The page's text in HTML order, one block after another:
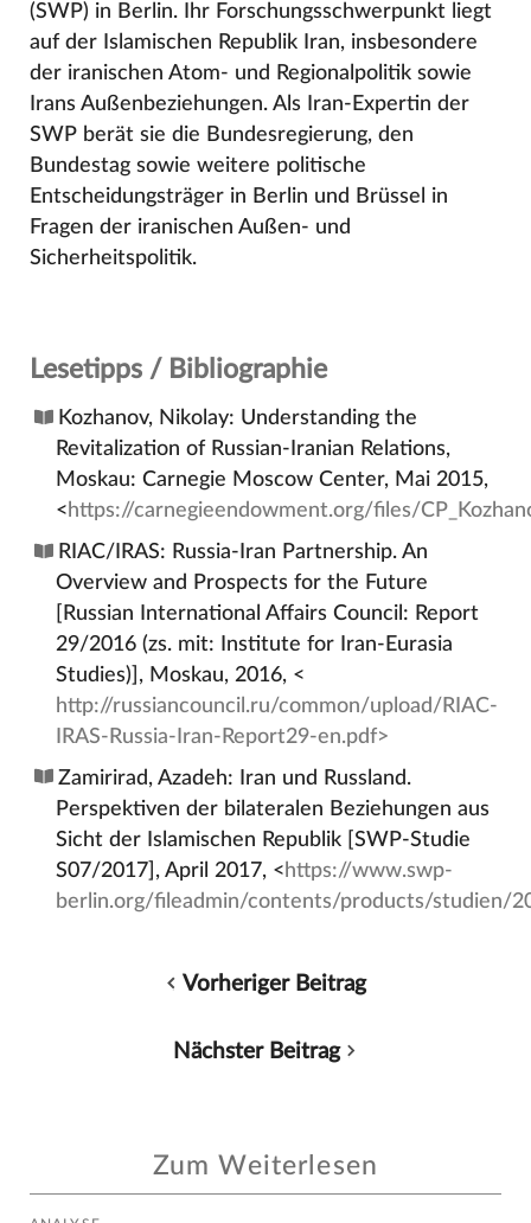
(SWP) in Berlin. Ihr Forschungsschwerpunkt liegt
auf der Islamischen Republik Iran, insbesondere
der iranischen Atom- und Regionalpolitik sowie
Irans Außenbeziehungen. Als Iran-Expertin der
SWP berät sie die Bundesregierung, den
Bundestag sowie weitere politische
Entscheidungsträger in Berlin und Brüssel in
Fragen der iranischen Außen- und
Sicherheitspolitik.
Lesetipps / Bibliographie
Kozhanov, Nikolay: Understanding the
Revitalization of Russian-Iranian Relations,
Moskau: Carnegie Moscow Center, Mai 2015,
< https://carnegieendowment.org/files/
RIAC/IRAS: Russia-Iran Partnership. An
Overview and Prospects for the Future
[Russian International Affairs Council: Report
29/2016 (zs. mit: Institute for Iran-Eurasia
Studies)], Moskau, 2016, <
http://russiancouncil.ru/common/upload/RIAC-
IRAS-Russia-Iran-Report29-en.pdf>
Zamirirad, Azadeh: Iran und Russland.
Perspektiven der bilateralen Beziehungen aus
Sicht der Islamischen Republik [SWP-Studie
S07/2017], April 2017, < https://www.swp-
berlin.org/fileadmin/contents/products/studien/
Vorheriger Beitrag
Nächster Beitrag
Zum Weiterlesen